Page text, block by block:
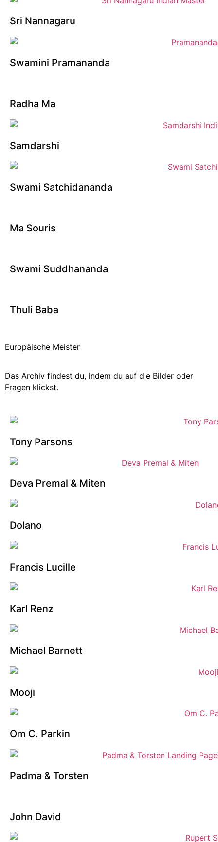
Sri Nannagaru
Swamini Pramananda
Radha Ma
Samdarshi
Swami Satchidananda
Ma Souris
Swami Suddhananda
Thuli Baba
Europäische Meister
Das Archiv findest du, indem du auf die Bilder oder
Fragen klickst.
Tony Parsons
Deva Premal & Miten
Dolano
Francis Lucille
Karl Renz
Michael Barnett
Mooji
Om C. Parkin
Padma & Torsten
John David